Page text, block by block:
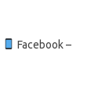
Facebook –